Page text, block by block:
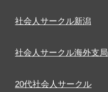
社会人サークル新潟
社会人サークル海外支局
20代社会人サークル